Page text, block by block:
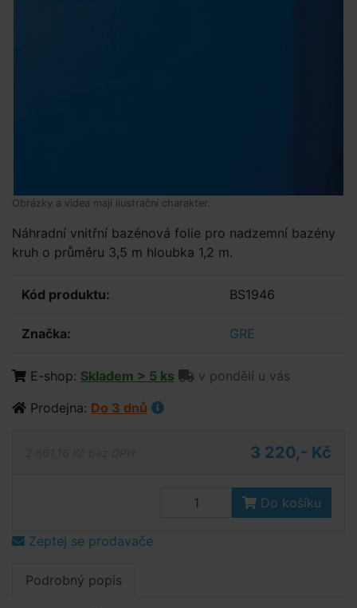
Obrázky a videa mají ilustrační charakter.
Náhradní vnitřní bazénová folie pro nadzemní bazény
kruh o průměru 3,5 m hloubka 1,2 m.
Kód produktu: BS1946
Značka: GRE
E-shop: Skladem > 5 ks
v pondělí u vás
Prodejna: Do 3 dnů
3 220,- Kč
Do košíku
Zeptej se prodavače
Podrobný popis